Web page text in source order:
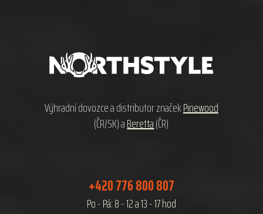
Výhradní dovozce a distributor značekPinewood
(ČR/SK) aBeretta(ČR)
+420 776 800 807
Po - Pá: 8 - 12 a 13 - 17 hod